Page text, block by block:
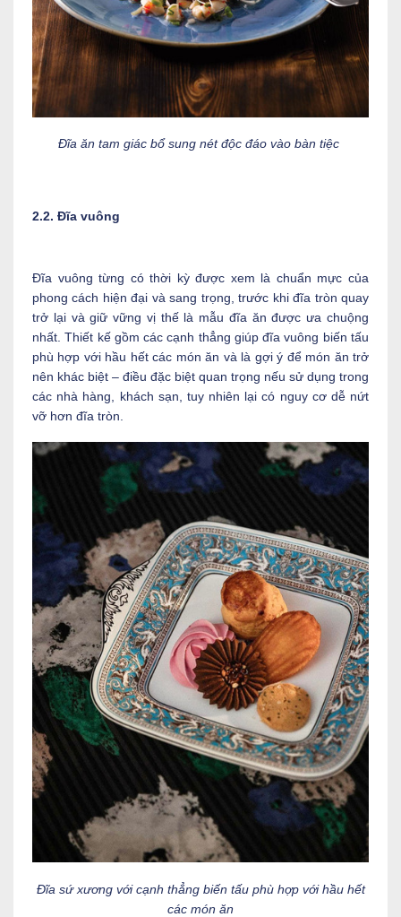
Đĩa ăn tam giác bổ sung nét độc đáo vào bàn tiệc
2.2. Đĩa vuông
Đĩa vuông từng có thời kỳ được xem là chuẩn mực của
phong cách hiện đại và sang trọng, trước khi đĩa tròn quay
trở lại và giữ vững vị thế là mẫu đĩa ăn được ưa chuộng
nhất. Thiết kế gồm các cạnh thẳng giúp đĩa vuông biến tấu
phù hợp với hầu hết các món ăn và là gợi ý để món ăn trở
nên khác biệt – điều đặc biệt quan trọng nếu sử dụng trong
các nhà hàng, khách sạn, tuy nhiên lại có nguy cơ dễ nứt
vỡ hơn đĩa tròn.
Đĩa sứ xương với cạnh thẳng biến tấu phù hợp với hầu hết
các món ăn